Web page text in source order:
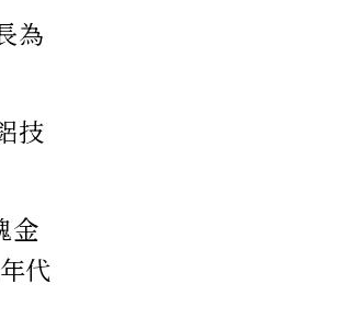
為
技
金
代